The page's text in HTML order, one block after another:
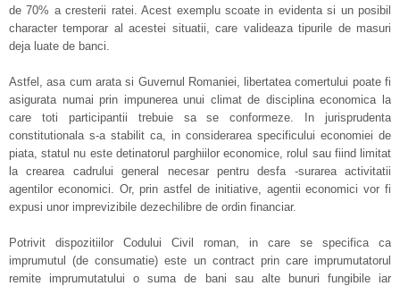
de 70% a cresterii ratei. Acest exemplu scoate in evidenta si un posibil
character temporar al acestei situatii, care valideaza tipurile de masuri
deja luate de banci.
Astfel, asa cum arata si Guvernul Romaniei, libertatea comertului poate fi
asigurata numai prin impunerea unui climat de disciplina economica la
care toti participantii trebuie sa se conformeze. In jurisprudenta
constitutionala s-a stabilit ca, in considerarea specificului economiei de
piata, statul nu este detinatorul parghiilor economice, rolul sau fiind limitat
la crearea cadrului general necesar pentru desfa -surarea activitatii
agentilor economici. Or, prin astfel de initiative, agentii economici vor fi
expusi unor imprevizibile dezechilibre de ordin financiar.
Potrivit dispozitiilor Codului Civil roman, in care se specifica ca
imprumutul (de consumatie) este un contract prin care imprumutatorul
remite imprumutatului o suma de bani sau alte bunuri fungibile iar